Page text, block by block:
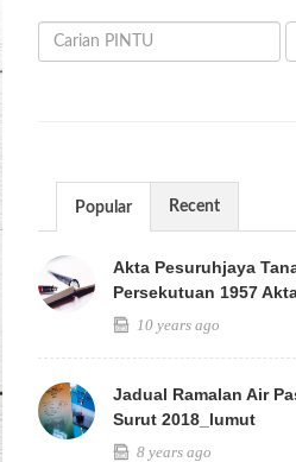
Popular Recent
Akta Pesuruhjaya
Persekutuan 1957
10 years ago
Jadual Ramalan Air
Surut 2018_lumut
8 years ago